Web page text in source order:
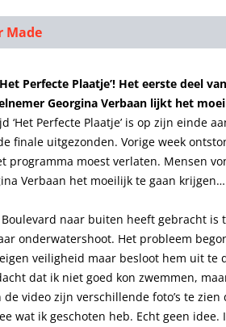
Made
Perfecte Plaatje’! Het eerste deel
Georgina Verbaan lijkt het
‘Het Perfecte Plaatje’ is op zijn einde
finale uitgezonden. Vorige week
programma moest verlaten. Mensen
Verbaan het moeilijk te gaan krijgen…
Boulevard naar buiten heeft gebracht is
onderwatershoot. Het probleem
veiligheid maar besloot hem uit te
dat ik niet goed kon zwemmen,
de video zijn verschillende foto’s te
wat ik geschoten heb. Echt geen